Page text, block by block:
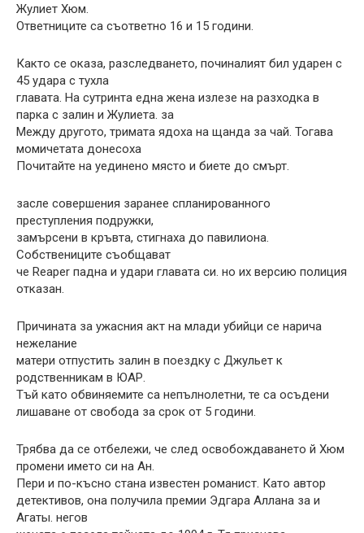
Жулиет Хюм.
Ответниците са съответно 16 и 15 години.
Както се оказа, разследването, починалият бил ударен с
45 удара с тухла
главата. На сутринта една жена излезе на разходка в
парка с залин и Жулиета. за
Между другото, тримата ядоха на щанда за чай. Тогава
момичетата донесоха
Почитайте на уединено място и биете до смърт.
засле совершения заранее спланированного
преступления подружки,
замърсени в кръвта, стигнаха до павилиона.
Собствениците съобщават
че Reaper падна и удари главата си. но их версию полиция
отказан.
Причината за ужасния акт на млади убийци се нарича
нежелание
матери отпустить залин в поездку с Джульет к
родственникам в ЮАР.
Тъй като обвиняемите са непълнолетни, те са осъдени
лишаване от свобода за срок от 5 години.
Трябва да се отбележи, че след освобождаването й Хюм
промени името си на Ан.
Пери и по-късно стана известен романист. Като автор
детективов, она получила премии Эдгара Аллана за и
Агаты. негов